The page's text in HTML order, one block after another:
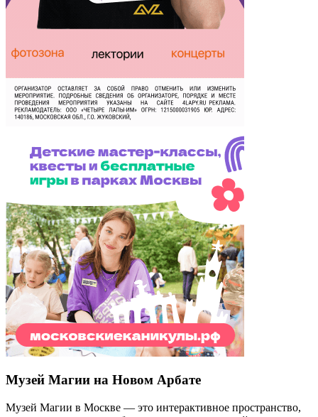
Музей Магии на Новом Арбате
Музей Магии в Москве — это интерактивное пространство,